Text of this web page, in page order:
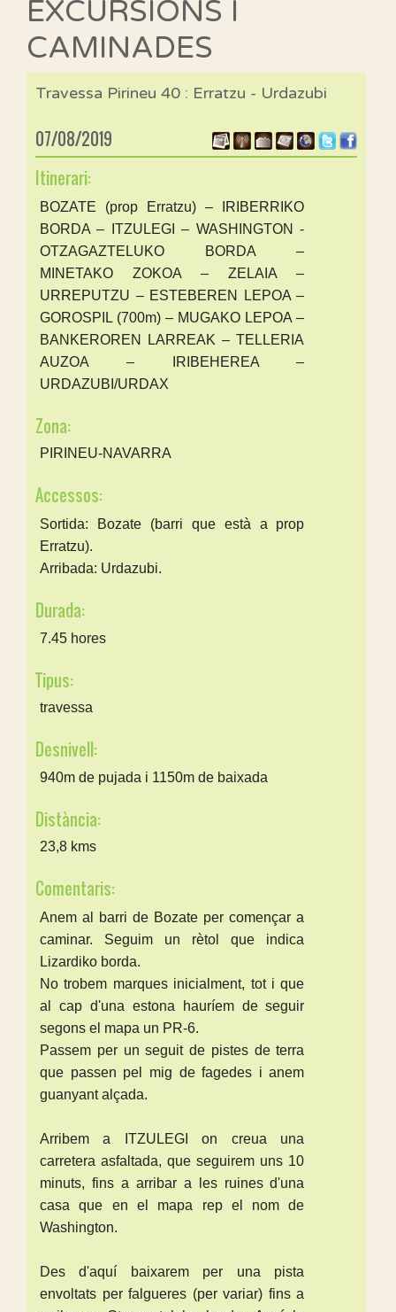
EXCURSIONS I
CAMINADES
Travessa Pirineu 40 : Erratzu - Urdazubi
07/08/2019
Itinerari:
BOZATE (prop Erratzu) – IRIBERRIKO
BORDA – ITZULEGI – WASHINGTON -
OTZAGAZTELUKO BORDA –
MINETAKO ZOKOA – ZELAIA –
URREPUTZU – ESTEBEREN LEPOA –
GOROSPIL (700m) – MUGAKO LEPOA –
BANKEROREN LARREAK – TELLERIA
AUZOA – IRIBEHEREA –
URDAZUBI/URDAX
Zona:
PIRINEU-NAVARRA
Accessos:
Sortida: Bozate (barri que està a prop
Erratzu).
Arribada: Urdazubi.
Durada:
7.45 hores
Tipus:
travessa
Desnivell:
940m de pujada i 1150m de baixada
Distància:
23,8 kms
Comentaris:
Anem al barri de Bozate per començar a
caminar. Seguim un rètol que indica
Lizardiko borda.
No trobem marques inicialment, tot i que
al cap d'una estona hauríem de seguir
segons el mapa un PR-6.
Passem per un seguit de pistes de terra
que passen pel mig de fagedes i anem
guanyant alçada.
Arribem a ITZULEGI on creua una
carretera asfaltada, que seguirem uns 10
minuts, fins a arribar a les ruines d'una
casa que en el mapa rep el nom de
Washington.
Des d'aquí baixarem per una pista
envoltats per falgueres (per variar) fins a